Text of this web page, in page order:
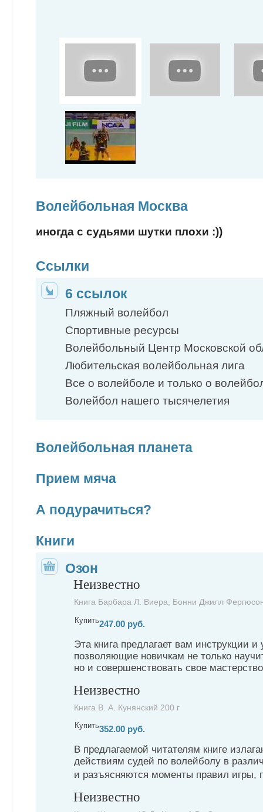
Волейбольная Москва
иногда с судьями шутки плохи :))
Ссылки
6 ссылок
Пляжный волейбол
Спортивные ресурсы
Волейбольный Центр Московской
Любительская волейбольная лига
Все о волейболе и только о
Волейбол нашего тысячелетия
Волейбольная планета
Прием мяча
А подурачиться?
Книги
Озон
Неизвестно
Книга Барбара Л. Виера, Бонни Джилл
Купить247.00 руб.
Эта книга предлагает вам инструкции и
позволяющие новичкам не только
но и совершенствовать свое
Неизвестно
Книга В. А. Кунянский 200 г
Купить352.00 руб.
В предлагаемой читателям книге
действиям судей по волейболу в
и разъясняются моменты правил
Неизвестно